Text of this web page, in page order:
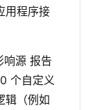
用程序接
响源 报告
个自定义
辑（例如